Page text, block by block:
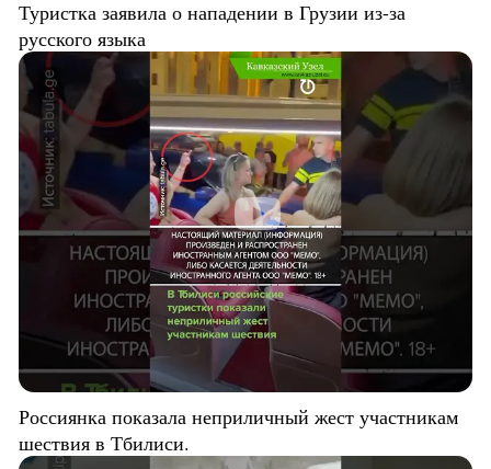
Туристка заявила о нападении в Грузии из-за
русского языка
Россиянка показала неприличный жест участникам
шествия в Тбилиси.